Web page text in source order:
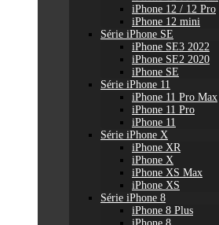
iPhone 12 / 12 Pro
iPhone 12 mini
Série iPhone SE
iPhone SE3 2022
iPhone SE2 2020
iPhone SE
Série iPhone 11
iPhone 11 Pro Max
iPhone 11 Pro
iPhone 11
Série iPhone X
iPhone XR
iPhone X
iPhone XS Max
iPhone XS
Série iPhone 8
iPhone 8 Plus